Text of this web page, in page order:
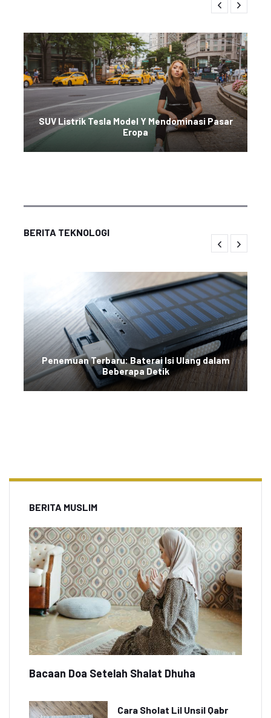
SUV Listrik Tesla Model Y Mendominasi Pasar
Eropa
BERITA TEKNOLOGI
Penemuan Terbaru: Baterai Isi Ulang dalam
Beberapa Detik
BERITA MUSLIM
Bacaan Doa Setelah Shalat Dhuha
Cara Sholat Lil Unsil Qabr